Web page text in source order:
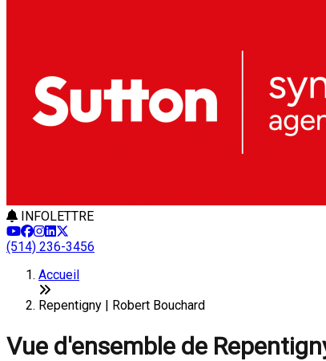
INFOLETTRE
(514) 236-3456
Accueil
Repentigny | Robert Bouchard
Vue d'ensemble de